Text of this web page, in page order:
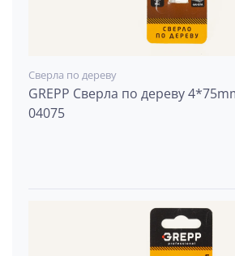
Сверла по дереву
GREPP Сверла по дереву
04075